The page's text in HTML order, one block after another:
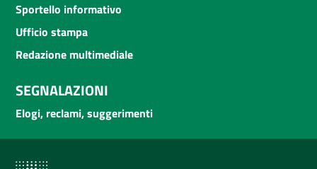
Sportello informativo
Ufficio stampa
Redazione multimediale
SEGNALAZIONI
Elogi, reclami, suggerimenti